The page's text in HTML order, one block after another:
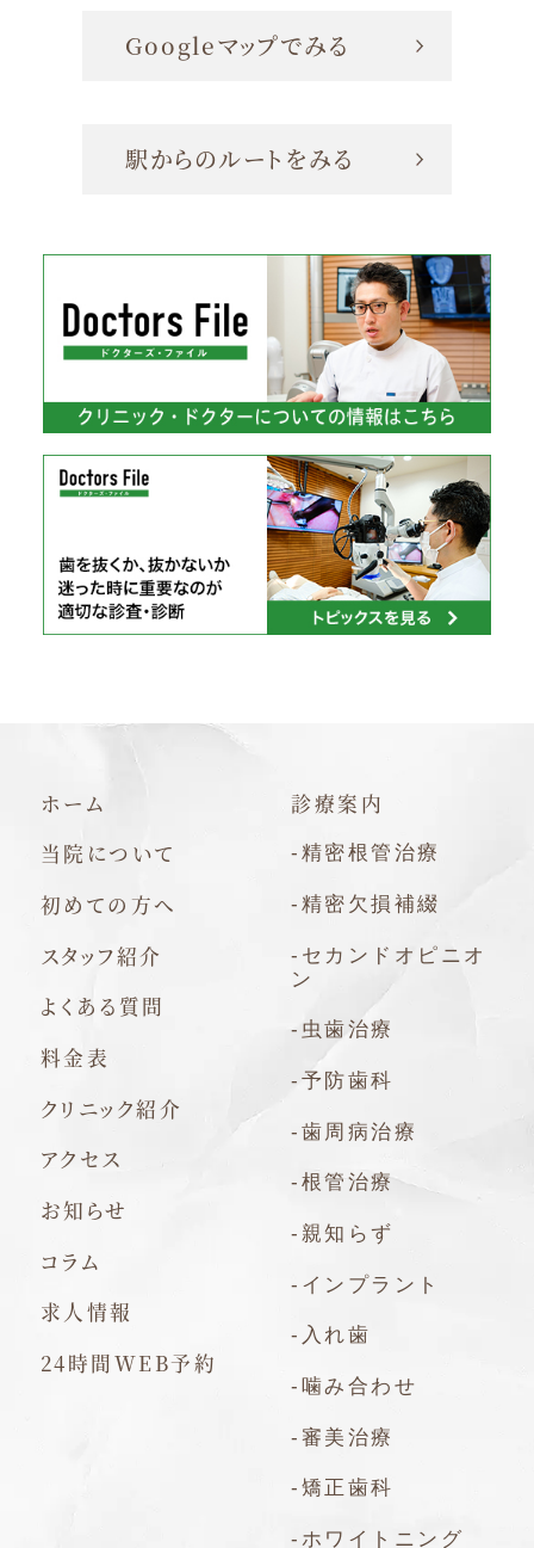
Googleマップでみる
駅からのルートをみる
ホーム
当院について
初めての方へ
スタッフ紹介
よくある質問
料金表
クリニック紹介
アクセス
お知らせ
コラム
求人情報
24時間WEB予約
診療案内
-精密根管治療
-精密欠損補綴
-セカンドオピニオ
ン
-虫歯治療
-予防歯科
-歯周病治療
-根管治療
-親知らず
-インプラント
-入れ歯
-噛み合わせ
-審美治療
-矯正歯科
-ホワイトニング